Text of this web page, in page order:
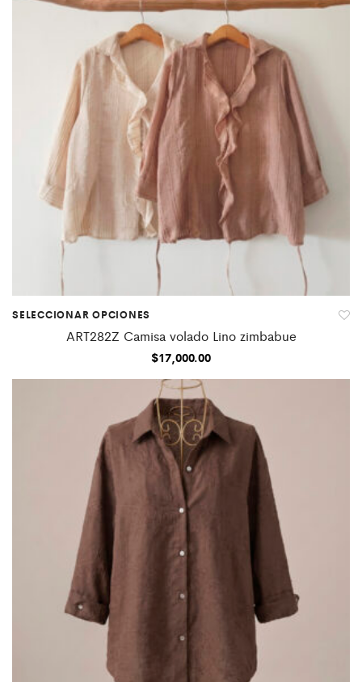
SELECCIONAR OPCIONES
ART282Z Camisa volado Lino zimbabue
$17,000.00